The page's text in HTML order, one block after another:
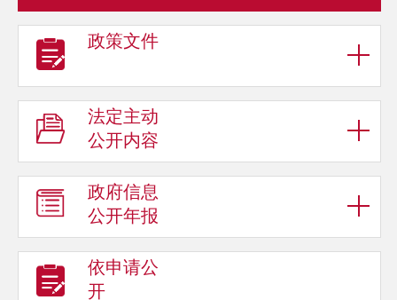
政策文件
法定主动
公开内容
政府信息
公开年报
依申请公
开